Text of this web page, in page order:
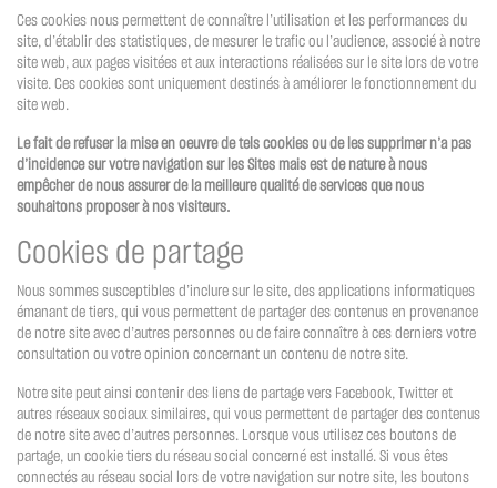
Ces cookies nous permettent de connaître l’utilisation et les performances du
site, d’établir des statistiques, de mesurer le trafic ou l’audience, associé à notre
site web, aux pages visitées et aux interactions réalisées sur le site lors de votre
visite. Ces cookies sont uniquement destinés à améliorer le fonctionnement du
site web.
Le fait de refuser la mise en oeuvre de tels cookies ou de les supprimer n’a pas
d’incidence sur votre navigation sur les Sites mais est de nature à nous
empêcher de nous assurer de la meilleure qualité de services que nous
souhaitons proposer à nos visiteurs.
Cookies de partage
Nous sommes susceptibles d’inclure sur le site, des applications informatiques
émanant de tiers, qui vous permettent de partager des contenus en provenance
de notre site avec d’autres personnes ou de faire connaître à ces derniers votre
consultation ou votre opinion concernant un contenu de notre site.
Notre site peut ainsi contenir des liens de partage vers Facebook, Twitter et
autres réseaux sociaux similaires, qui vous permettent de partager des contenus
de notre site avec d’autres personnes. Lorsque vous utilisez ces boutons de
partage, un cookie tiers du réseau social concerné est installé. Si vous êtes
connectés au réseau social lors de votre navigation sur notre site, les boutons